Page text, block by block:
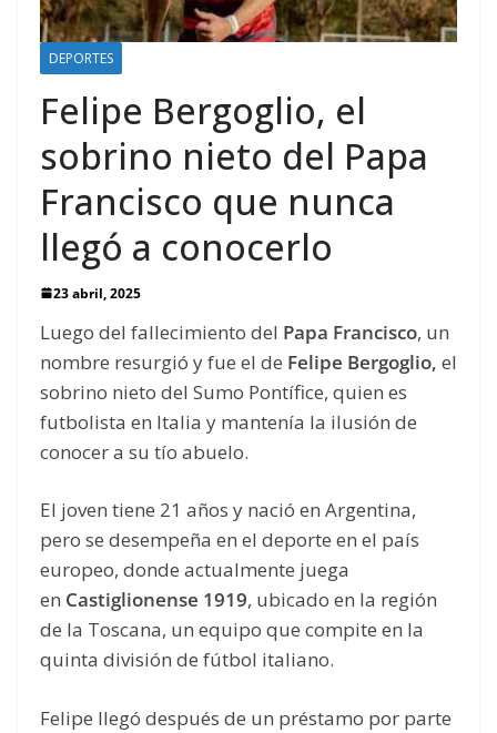
DEPORTES
Felipe Bergoglio, el
sobrino nieto del Papa
Francisco que nunca
llegó a conocerlo
23 abril, 2025
Luego del fallecimiento del Papa Francisco, un
nombre resurgió y fue el de Felipe Bergoglio, el
sobrino nieto del Sumo Pontífice, quien es
futbolista en Italia y mantenía la ilusión de
conocer a su tío abuelo.
El joven tiene 21 años y nació en Argentina,
pero se desempeña en el deporte en el país
europeo, donde actualmente juega
en Castiglionense 1919, ubicado en la región
de la Toscana, un equipo que compite en la
quinta división de fútbol italiano.
Felipe llegó después de un préstamo por parte